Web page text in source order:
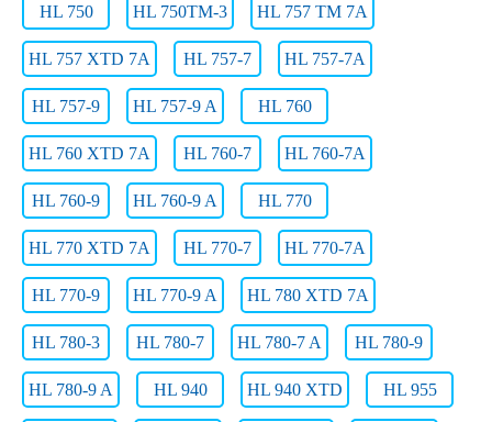
HL 750 HL 750TM-3 HL 757 TM 7A
HL 757 XTD 7A HL 757-7 HL 757-7A
HL 757-9 HL 757-9 A HL 760
HL 760 XTD 7A HL 760-7 HL 760-7A
HL 760-9 HL 760-9 A HL 770
HL 770 XTD 7A HL 770-7 HL 770-7A
HL 770-9 HL 770-9 A HL 780 XTD 7A
HL 780-3 HL 780-7 HL 780-7 A HL 780-9
HL 780-9 A HL 940 HL 940 XTD HL 955